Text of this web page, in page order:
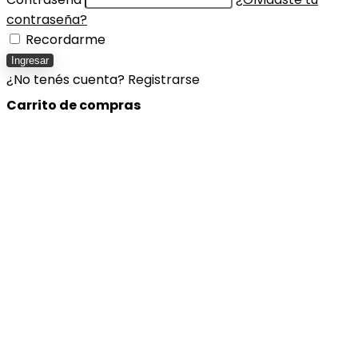
contraseña?
Recordarme
Ingresar
¿No tenés cuenta? Registrarse
Carrito de compras